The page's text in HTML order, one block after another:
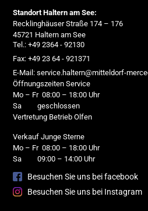
Standort Haltern am See:
Recklinghäuser Straße 174 – 176
45721 Haltern am See
Tel.: +49 2364 - 92130
Fax: +49 23 64 - 921371
E-Mail: service.haltern@mitteldorf-
Öffnungszeiten Service
Mo – Fr 08:00 – 18:00 Uhr
Sa geschlossen
Vertretung Betrieb Olfen
Verkauf Junge Sterne
Mo – Fr 08:00 – 18:00 Uhr
Sa 09:00 – 14:00 Uhr
Besuchen Sie uns bei facebook
Besuchen Sie uns bei Instagram